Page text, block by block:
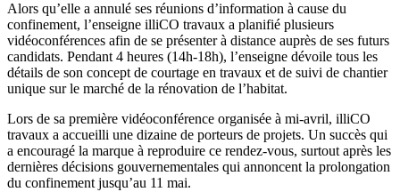
Alors qu’elle a annulé ses réunions d’information à cause du
confinement, l’enseigne illiCO travaux a planifié plusieurs
vidéoconférences afin de se présenter à distance auprès de ses futurs
candidats. Pendant 4 heures (14h-18h), l’enseigne dévoile tous les
détails de son concept de courtage en travaux et de suivi de chantier
unique sur le marché de la rénovation de l’habitat.
Lors de sa première vidéoconférence organisée à mi-avril, illiCO
travaux a accueilli une dizaine de porteurs de projets. Un succès qui
a encouragé la marque à reproduire ce rendez-vous, surtout après les
dernières décisions gouvernementales qui annoncent la prolongation
du confinement jusqu’au 11 mai.